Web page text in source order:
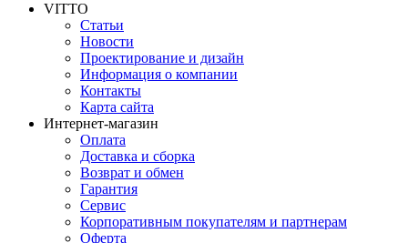
VITTO
Статьи
Новости
Проектирование и дизайн
Информация о компании
Контакты
Карта сайта
Интернет-магазин
Оплата
Доставка и сборка
Возврат и обмен
Гарантия
Сервис
Корпоративным покупателям и партнерам
Оферта